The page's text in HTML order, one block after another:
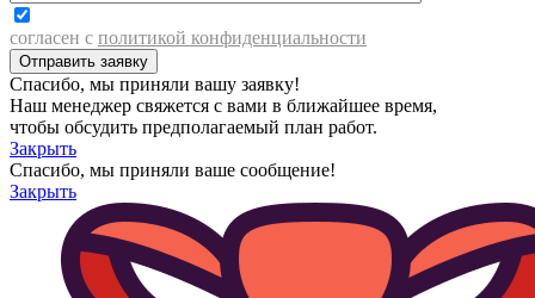
согласен с политикой конфиденциальности
Спасибо, мы приняли вашу заявку!
Наш менеджер свяжется с вами в ближайшее время,
чтобы обсудить предполагаемый план работ.
Закрыть
Спасибо, мы приняли ваше сообщение!
Закрыть